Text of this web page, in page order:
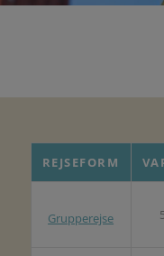
REJSEFORM
Grupperejse